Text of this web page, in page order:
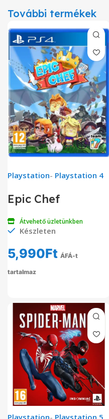
További termékek
Playstation- Playstation 4
Epic Chef
Átvehető üzletünkben
Készleten
5,990Ft ÁFÁ-t
tartalmaz
Playstation- Playstation 5